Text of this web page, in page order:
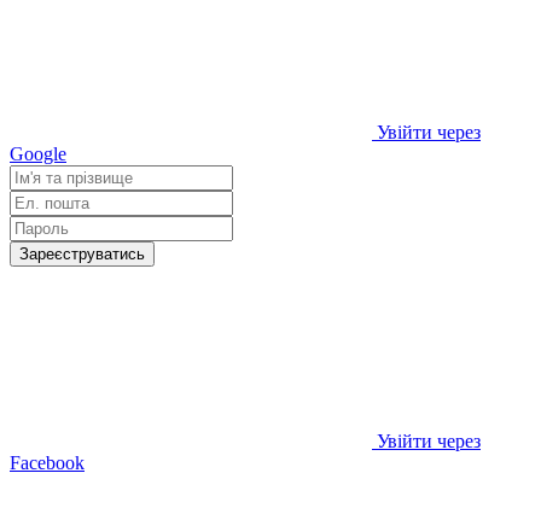
Увійти через
Google
Зареєструватись
Увійти через
Facebook